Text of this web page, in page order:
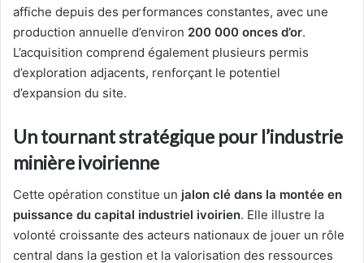
affiche depuis des performances constantes, avec une
production annuelle d’environ 200 000 onces d’or.
L’acquisition comprend également plusieurs permis
d’exploration adjacents, renforçant le potentiel
d’expansion du site.
Un tournant stratégique pour l’industrie
minière ivoirienne
Cette opération constitue un jalon clé dans la montée en
puissance du capital industriel ivoirien. Elle illustre la
volonté croissante des acteurs nationaux de jouer un rôle
central dans la gestion et la valorisation des ressources